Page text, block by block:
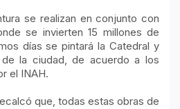
se realizan en conjunto con
se invierten 15 millones de
días se pintará la Catedral y
la ciudad, de acuerdo a los
el INAH.
que, todas estas obras de